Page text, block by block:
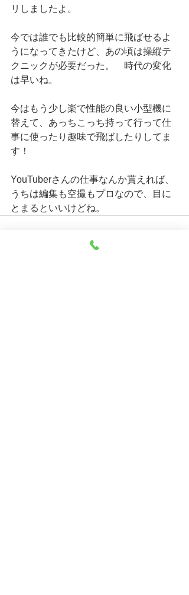
リしましたよ。
今では誰でも比較的簡単に飛ばせるよ
うになってきたけど、あの頃は操縦テ
クニックが必要だった。　時代の変化
は早いね。
今はもう少し楽で性能の良い小型機に
替えて、あっちこっち持って行って仕
事に使ったり趣味で飛ばしたりしてま
す！
YouTuberさんの仕事なんか貰えれば、
うちは編集も空撮もプロなので、目に
とまるといいけどね。